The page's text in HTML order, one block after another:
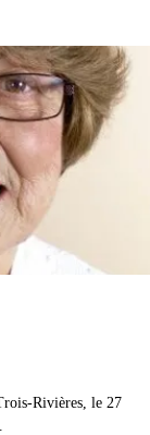
Rivières, le 27